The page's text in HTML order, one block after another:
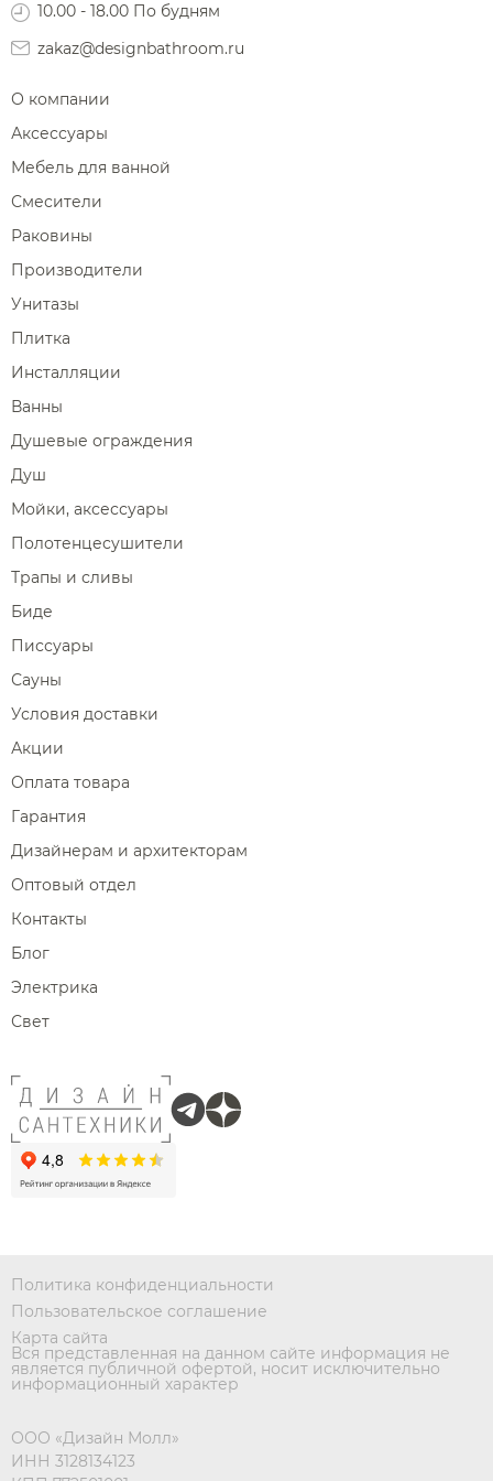
Диспенсеры ватных дисков
10.00 - 18.00 По будням
zakaz@designbathroom.ru
О компании
Аксессуары
Мебель для ванной
Смесители
Раковины
Производители
Унитазы
Плитка
Инсталляции
Ванны
Душевые ограждения
Душ
Мойки, аксессуары
Полотенцесушители
Трапы и сливы
Биде
Писсуары
Сауны
Условия доставки
Акции
Оплата товара
Гарантия
Дизайнерам и архитекторам
Оптовый отдел
Контакты
Блог
Электрика
Свет
Политика конфиденциальности
Пользовательское соглашение
Карта сайта
Вся представленная на данном сайте информация не
является публичной офертой, носит исключительно
информационный характер
ООО «Дизайн Молл»
ИНН 3128134123